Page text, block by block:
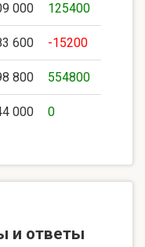
000 125400
600 -15200
800 554800
000 0
и ответы